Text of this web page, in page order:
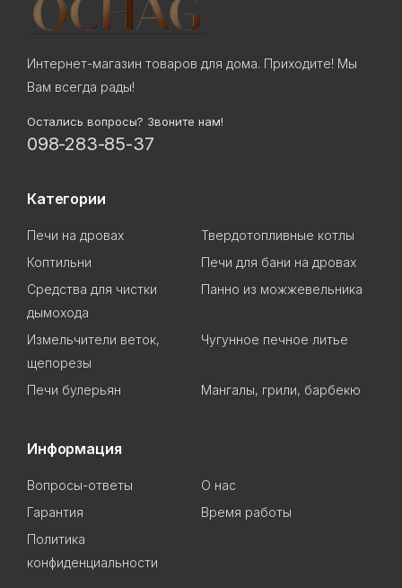
Интернет-магазин товаров для дома. Приходите! Мы
Вам всегда рады!
Остались вопросы? Звоните нам!
098-283-85-37
Категории
Печи на дровах
Твердотопливные котлы
Коптильни
Печи для бани на дровах
Cредства для чистки
дымохода
Панно из можжевельника
Измельчители веток,
щепорезы
Чугунное печное литье
Печи булерьян Мангалы, грили, барбекю
Информация
Вопросы-ответы
О нас
Гарантия
Время работы
Политика
конфиденциальности